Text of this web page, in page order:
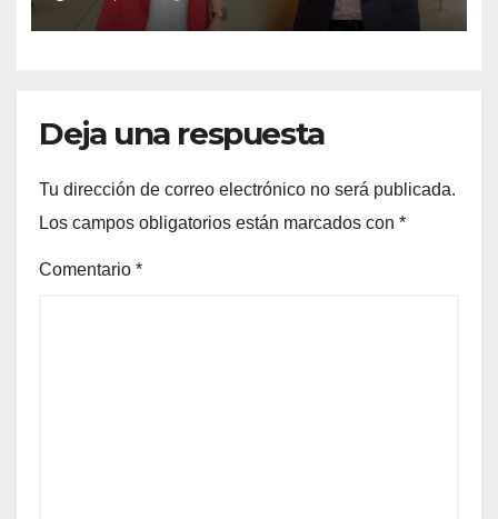
su candidata
Deja una respuesta
Tu dirección de correo electrónico no será publicada.
Los campos obligatorios están marcados con *
Comentario *